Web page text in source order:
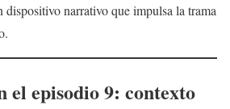
narrativo que impulsa la trama
el episodio 9: contexto